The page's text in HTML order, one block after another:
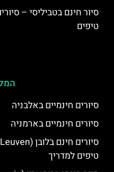
סיור חינם בטביליסי –
טיפים
סיורים חינמיים באלבניה
סיורים חינמיים בארמניה
טיפים למדריך